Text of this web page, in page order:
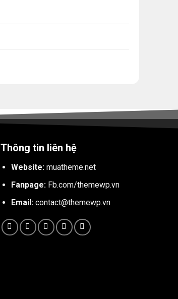
Thông tin liên hệ
Website: muatheme.net
Fanpage: Fb.com/themewp.vn
Email: contact@themewp.vn